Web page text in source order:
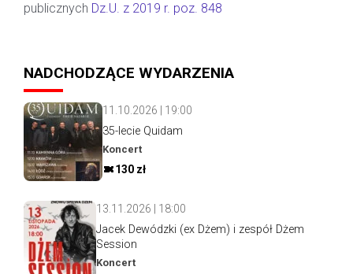
publicznych Dz.U. z 2019 r. poz. 848
NADCHODZĄCE WYDARZENIA
11.10.2026 | 19:00
35-lecie Quidam
Koncert
130 zł
13.11.2026 | 18:00
Jacek Dewódzki (ex Dżem) i zespół Dżem
Session
Koncert